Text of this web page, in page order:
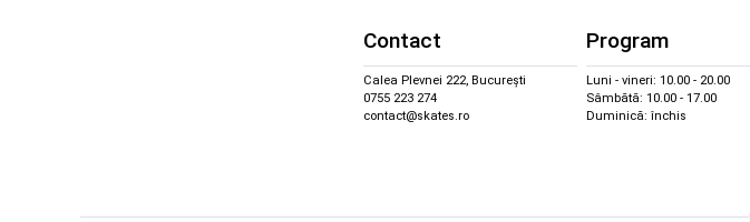
Contact
Calea Plevnei 222, București
0755 223 274
contact@skates.ro
Program
Luni - vineri: 10.00 - 20.00
Sâmbătă: 10.00 - 17.00
Duminică: închis